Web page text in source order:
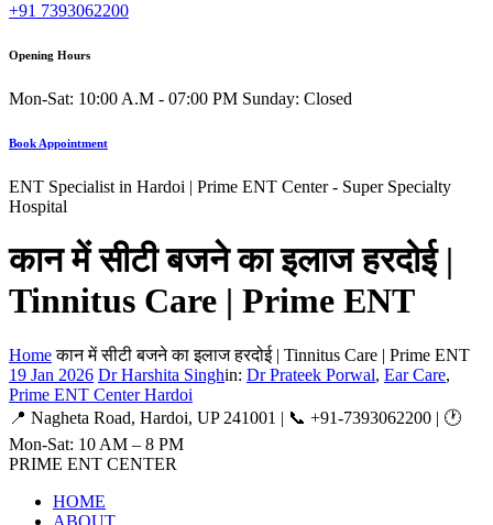
+91 7393062200
Opening Hours
Mon-Sat: 10:00 A.M - 07:00 PM Sunday: Closed
Book Appointment
ENT Specialist in Hardoi | Prime ENT Center - Super Specialty
Hospital
कान में सीटी बजने का इलाज हरदोई |
Tinnitus Care | Prime ENT
Home कान में सीटी बजने का इलाज हरदोई | Tinnitus Care | Prime ENT
19 Jan 2026 Dr Harshita Singhin: Dr Prateek Porwal, Ear Care,
Prime ENT Center Hardoi
📍 Nagheta Road, Hardoi, UP 241001 | 📞 +91-7393062200 | 🕐
Mon-Sat: 10 AM – 8 PM
PRIME ENT CENTER
HOME
ABOUT